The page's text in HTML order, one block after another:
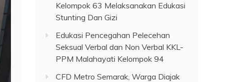
Kelompok 63 Melaksanakan Edukasi
Stunting Dan Gizi
Edukasi Pencegahan Pelecehan
Seksual Verbal dan Non Verbal KKL-
PPM Malahayati Kelompok 94
CFD Metro Semarak, Warga Diajak